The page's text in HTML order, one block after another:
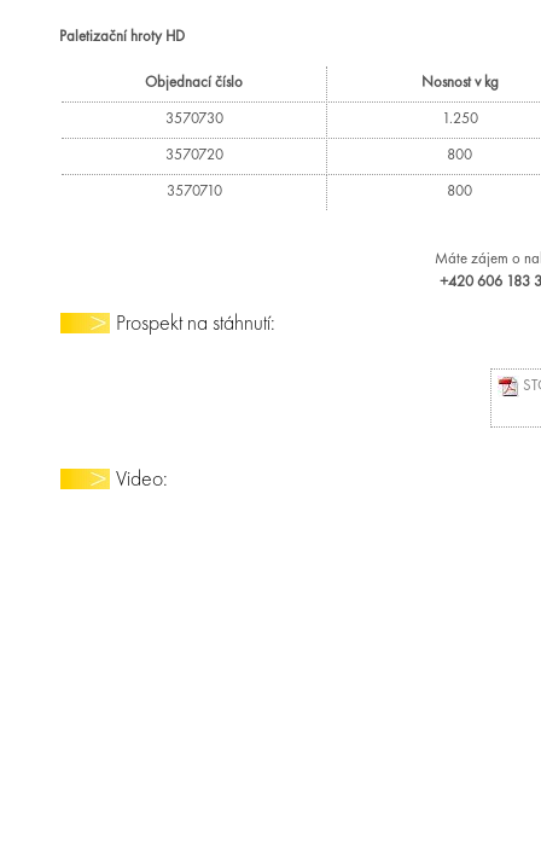
Paletizační hroty HD
Objednací číslo Nosnost v kg
3570730 1.250
3570720 800
3570710 800
Máte zájem o
+420 606 183
Prospekt na stáhnutí:
Video: